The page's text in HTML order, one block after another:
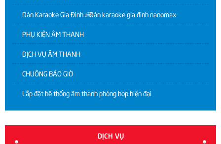
Dàn Karaoke Gia Đình | Dàn karaoke gia đình nanomax
PHỤ KIỆN ÂM THANH
DỊCH VỤ ÂM THANH
CHUÔNG BÁO GIỜ
Lắp đặt hệ thống âm thanh phòng họp hiện đại
DỊCH VỤ